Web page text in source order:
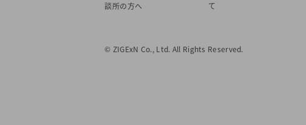
談所の方へ
て
© ZIGExN Co., Ltd. All Rights Reserved.